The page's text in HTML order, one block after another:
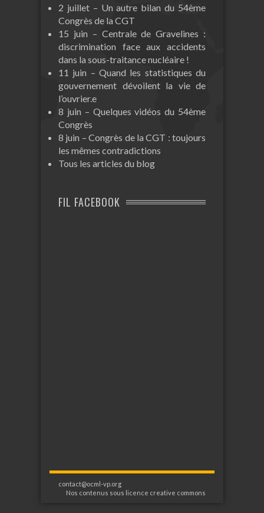
2 juillet – Un autre bilan du 54ème
Congrès de la CGT
15 juin – Centrale de Gravelines :
discrimination face aux accidents
dans la sous-traitance nucléaire !
11 juin – Quand les statistiques du
gouvernement dévoilent la vie de
l’ouvrier.e
8 juin – Quelques vidéos du 54ème
Congrès
8 juin – Congrès de la CGT : toujours
les mêmes contradictions
Tous les articles du blog
FIL FACEBOOK
contact@ocml-vp.org
Nos contenus sous licence creative commons